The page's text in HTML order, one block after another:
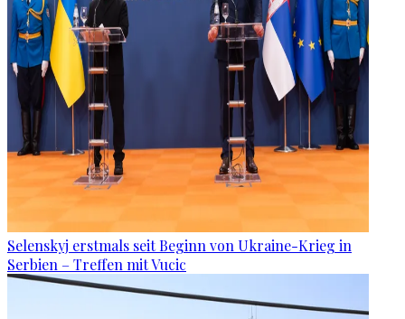
Selenskyj erstmals seit Beginn von Ukraine-Krieg in
Serbien – Treffen mit Vucic